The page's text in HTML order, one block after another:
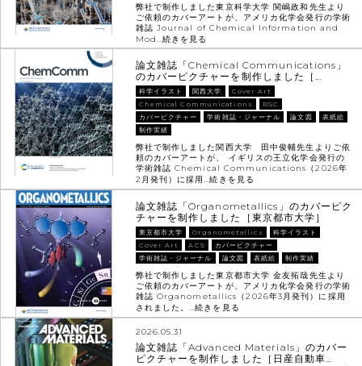
弊社で制作しました東京科学大学 関嶋政和先生より
ご依頼のカバーアートが、アメリカ化学会発行の学術
雑誌 Journal of Chemical Information and
Mod…続きを見る
論文雑誌「Chemical Communications」
のカバーピクチャーを制作しました［…
科学イラスト 関西大学
Cover Art
Chemical Communications
RSC
カバーピクチャー
学術雑誌・ジャーナル 論文図
表紙絵
制作実績
弊社で制作しました関西大学 田中俊輔先生よりご依
頼のカバーアートが、 イギリスの王立化学会発行の
学術雑誌 Chemical Communications（2026年
2月発刊）に採用…続きを見る
論文雑誌「Organometallics」のカバーピク
チャーを制作しました［東京都市大学］
東京都市大学 Organometallics
科学イラスト
Cover Art
ACS
カバーピクチャー
学術雑誌・ジャーナル
論文図 表紙絵 制作実績
弊社で制作しました東京都市大学 金友拓哉先生より
ご依頼のカバーアートが、アメリカ化学会発行の学術
雑誌 Organometallics（2026年3月発刊）に採用
されました。…続きを見る
2026.05.31
論文雑誌「Advanced Materials」のカバー
ピクチャーを制作しました［日産自動車…